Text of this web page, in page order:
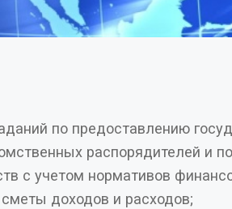
по предоставлению
распорядителей и
с учетом нормативов
доходов и расходов;